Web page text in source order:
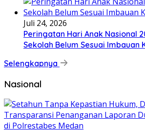
Juli 24, 2026
Peringatan Hari Anak Nasional
Sekolah Belum Sesuai Imbauan
Selengkapnya
Nasional